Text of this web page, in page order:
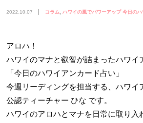
2022.10.07 コラム ハワイの風でパワーアップ 今日の
アロハ！
ハワイのマナと叡智が詰まったハワイ
「今日のハワイアンカード占い」
今週リーディングを担当する、ハワイ
公認ティーチャー ひな です。
ハワイのアロハとマナを日常に取り入